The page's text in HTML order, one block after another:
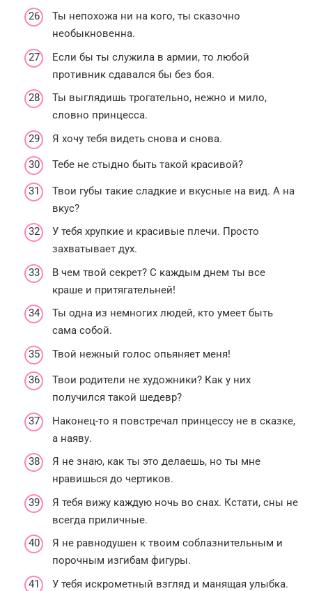
Ты непохожа ни на кого, ты сказочно
необыкновенна.
Если бы ты служила в армии, то любой
противник сдавался бы без боя.
Ты выглядишь трогательно, нежно и мило,
словно принцесса.
Я хочу тебя видеть снова и снова.
Тебе не стыдно быть такой красивой?
Твои губы такие сладкие и вкусные на вид. А на
вкус?
У тебя хрупкие и красивые плечи. Просто
захватывает дух.
В чем твой секрет? С каждым днем ты все
краше и притягательней!
Ты одна из немногих людей, кто умеет быть
сама собой.
Твой нежный голос опьяняет меня!
Твои родители не художники? Как у них
получился такой шедевр?
Наконец-то я повстречал принцессу не в сказке,
а наяву.
Я не знаю, как ты это делаешь, но ты мне
нравишься до чертиков.
Я тебя вижу каждую ночь во снах. Кстати, сны не
всегда приличные.
Я не равнодушен к твоим соблазнительным и
порочным изгибам фигуры.
У тебя искрометный взгляд и манящая улыбка.